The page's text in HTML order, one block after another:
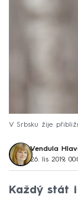
V Srbsku žije
Vendula
26. lis 2019,
Každý stát